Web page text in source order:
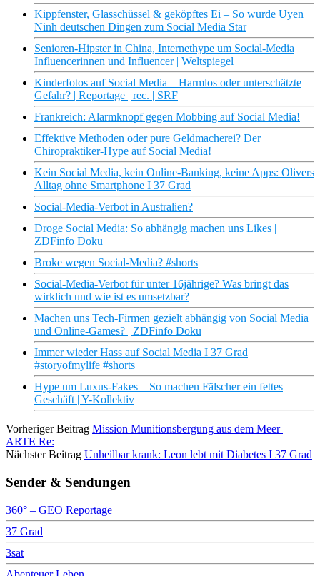
Kippfenster, Glasschüssel & geköpftes Ei – So wurde Uyen
Ninh deutschen Dingen zum Social Media Star
Senioren-Hipster in China, Internethype um Social-Media
Influencerinnen und Influencer | Weltspiegel
Kinderfotos auf Social Media – Harmlos oder unterschätzte
Gefahr? | Reportage | rec. | SRF
Frankreich: Alarmknopf gegen Mobbing auf Social Media!
Effektive Methoden oder pure Geldmacherei? Der
Chiropraktiker-Hype auf Social Media!
Kein Social Media, kein Online-Banking, keine Apps: Olivers
Alltag ohne Smartphone I 37 Grad
Social-Media-Verbot in Australien?
Droge Social Media: So abhängig machen uns Likes |
ZDFinfo Doku
Broke wegen Social-Media? #shorts
Social-Media-Verbot für unter 16jährige? Was bringt das
wirklich und wie ist es umsetzbar?
Machen uns Tech-Firmen gezielt abhängig von Social Media
und Online-Games? | ZDFinfo Doku
Immer wieder Hass auf Social Media I 37 Grad
#storyofmylife #shorts
Hype um Luxus-Fakes – So machen Fälscher ein fettes
Geschäft | Y-Kollektiv
Vorheriger Beitrag Mission Munitionsbergung aus dem Meer |
ARTE Re:
Nächster Beitrag Unheilbar krank: Leon lebt mit Diabetes I 37 Grad
Sender & Sendungen
360° – GEO Reportage
37 Grad
3sat